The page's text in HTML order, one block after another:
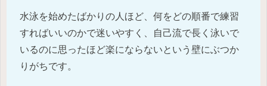
水泳を始めたばかりの人ほど、何をどの順番で練習
すればいいのかで迷いやすく、自己流で長く泳いで
いるのに思ったほど楽にならないという壁にぶつか
りがちです。